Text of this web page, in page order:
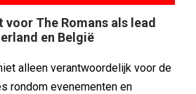
The Romans als lead
en België
alleen verantwoordelijk voor de
rondom evenementen en